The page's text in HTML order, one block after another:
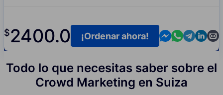
$2400.0 Contact us in
Contact us
Contact
¡Ordenar ahora!
Todo lo que necesitas saber sobre el
Crowd Marketing en Suiza